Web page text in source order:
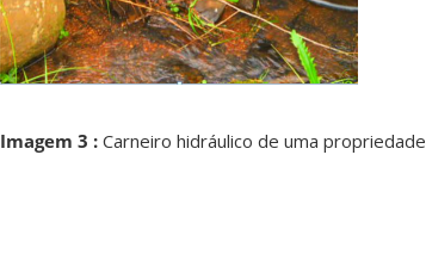
Imagem 3 :Carneiro hidráulico de uma